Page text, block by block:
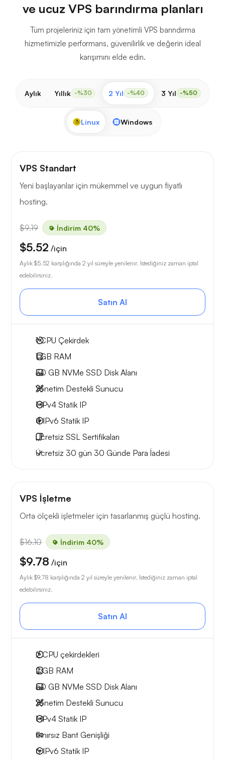
ve ucuz VPS barındırma planları
Tüm projeleriniz için tam yönetimli VPS barındırma
hizmetimizle performans, güvenilirlik ve değerin ideal
karışımını elde edin.
Aylık Yıllık -%30 2 Yıl -%40 3 Yıl -%50
Linux Windows
VPS Standart
Yeni başlayanlar için mükemmel ve uygun fiyatlı
hosting.
$9.19 İndirim 40%
$5.52 /için
Aylık $5.52 karşılığında 2 yıl süreyle yenilenir. İstediğiniz zaman iptal
edebilirsiniz.
Satın Al
1CPU Çekirdek
1 GB RAM
30 GB NVMe SSD Disk Alanı
Yönetim Destekli Sunucu
1 IPv4 Statik IP
4 IPv6 Statik IP
Ücretsiz SSL Sertifikaları
Ücretsiz 30 gün 30 Günde Para İadesi
VPS İşletme
Orta ölçekli işletmeler için tasarlanmış güçlü hosting.
$16.10 İndirim 40%
$9.78 /için
Aylık $9.78 karşılığında 2 yıl süreyle yenilenir. İstediğiniz zaman iptal
edebilirsiniz.
Satın Al
2CPU çekirdekleri
2 GB RAM
50 GB NVMe SSD Disk Alanı
Yönetim Destekli Sunucu
1 IPv4 Statik IP
Sınırsız Bant Genişliği
6 IPv6 Statik IP